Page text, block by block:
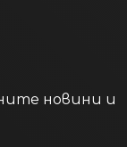
новини и